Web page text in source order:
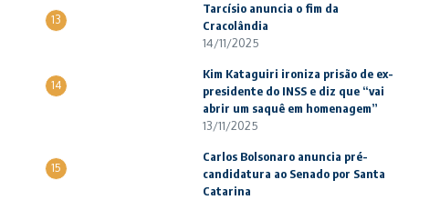
13
Tarcísio anuncia o fim da
Cracolândia
14/11/2025
14
Kim Kataguiri ironiza prisão de ex-
presidente do INSS e diz que “vai
abrir um saquê em homenagem”
13/11/2025
15
Carlos Bolsonaro anuncia pré-
candidatura ao Senado por Santa
Catarina